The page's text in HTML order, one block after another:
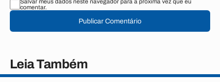
Salvar meus dados neste navegador para a próxima vez que eu
comentar.
Publicar Comentário
Leia Também